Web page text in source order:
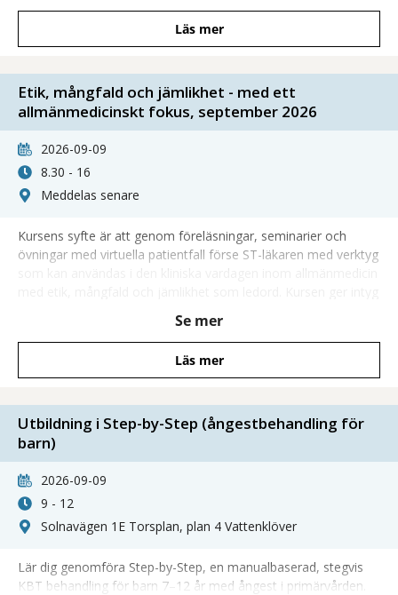
Läs mer
Etik, mångfald och jämlikhet - med ett
allmänmedicinskt fokus, september 2026
2026-09-09
8.30 - 16
Meddelas senare
Kursens syfte är att genom föreläsningar, seminarier och
övningar med virtuella patientfall förse ST-läkaren med verktyg
som kan användas i den kliniska vardagen inom allmänmedicin
Se mer
Läs mer
Utbildning i Step-by-Step (ångestbehandling för
barn)
2026-09-09
9 - 12
Solnavägen 1E Torsplan, plan 4 Vattenklöver
Lär dig genomföra Step-by-Step, en manualbaserad, stegvis
KBT behandling för barn 7–12 år med ångest i primärvården.